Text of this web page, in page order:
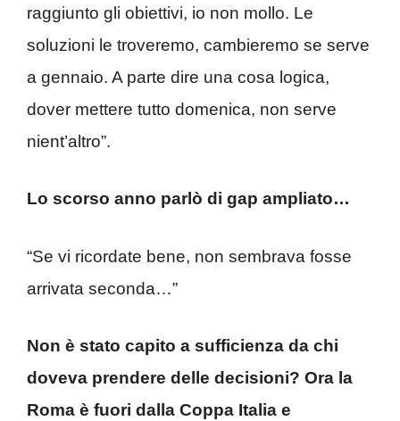
raggiunto gli obiettivi, io non mollo. Le
soluzioni le troveremo, cambieremo se serve
a gennaio. A parte dire una cosa logica,
dover mettere tutto domenica, non serve
nient’altro”.
Lo scorso anno parlò di gap ampliato…
“Se vi ricordate bene, non sembrava fosse
arrivata seconda…”
Non è stato capito a sufficienza da chi
doveva prendere delle decisioni? Ora la
Roma è fuori dalla Coppa Italia e